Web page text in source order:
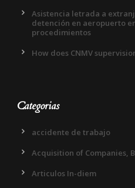
Asistencia letrada a
detención en aeropuerto
procedimientos
How does CNMV
Categorias
accidente de trabajo
Acquisition of Companies,
Articulos In-diem